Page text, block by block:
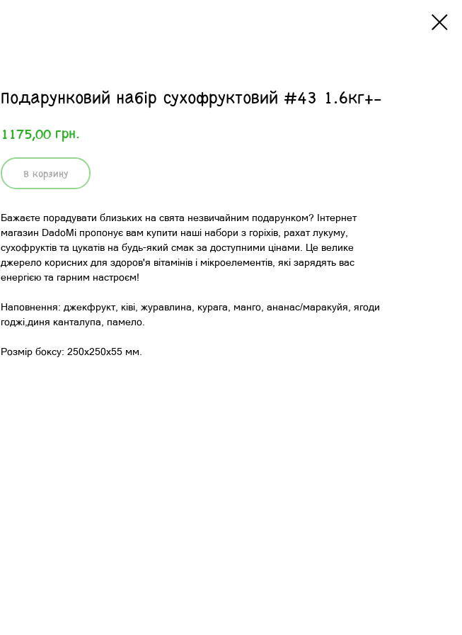
Подарунковий набір сухофруктовий #43 1.6кг+-
1175,00 грн.
В корзину
Бажаєте порадувати близьких на свята незвичайним подарунком? Інтернет
магазин DadoMi пропонує вам купити наші набори з горіхів, рахат лукуму,
сухофруктів та цукатів на будь-який смак за доступними цінами. Це велике
джерело корисних для здоров'я вітамінів і мікроелементів, які зарядять вас
енергією та гарним настроєм!
Наповнення: джекфрукт, ківі, журавлина, курага, манго, ананас/маракуйя, ягоди
годжі,диня канталупа, памело.
Розмір боксу: 250х250х55 мм.